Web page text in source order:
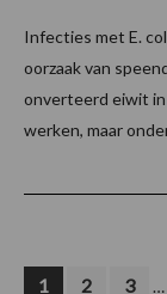
Infecties met E.
oorzaak van
onverteerd eiwit
werken, maar
Pagina
1 Pagina
2 Pagina
3 …